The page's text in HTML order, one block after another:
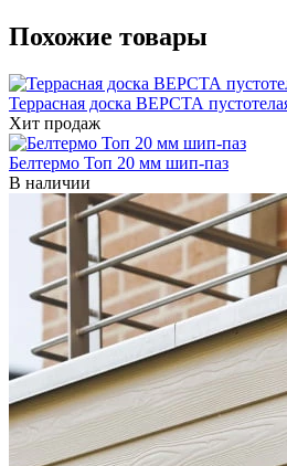
Похожие товары
Террасная доска ВЕРСТА
Хит продаж
Белтермо Топ 20 мм шип-паз
В наличии